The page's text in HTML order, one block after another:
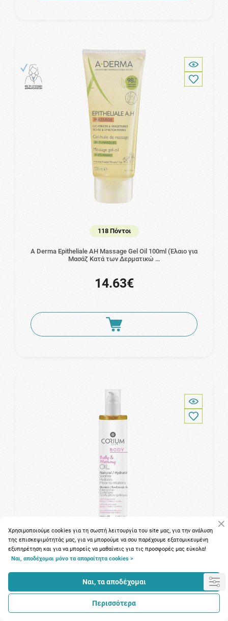
118 Πόντοι
A Derma Epitheliale AH Massage Gel Oil 100ml (Έλαιο για
Μασάζ Κατά των Δερματικώ …
14.63€
Corium Line Baby & Mommy Oil 100ml (Φυσικό Ενυδατικό
Λάδι Σώματος)
Χρησιμοποιούμε cookies για τη σωστή λειτουργία του site μας, για την ανάλυση
της επισκεψιμότητάς μας, για να μπορούμε να σου παρέχουμε εξατομικευμένη
εξυπηρέτηση και για να μπορείς να μαθαίνεις για τις προσφορές μας εύκολα!
Ναι, αποδέχομαι μόνο τα απαραίτητα cookies >
Ναι, τα αποδέχομαι
Περισσότερα